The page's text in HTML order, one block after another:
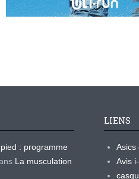
: programme
La musculation
LIENS
Asics
Avis